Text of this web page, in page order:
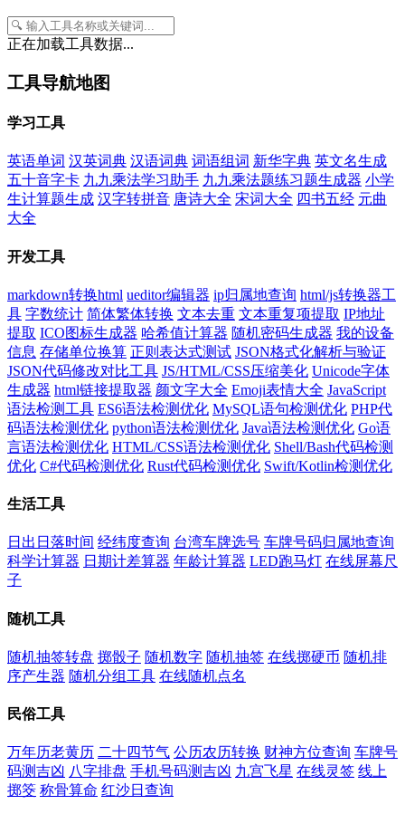
正在加载工具数据...
工具导航地图
学习工具
英语单词 汉英词典 汉语词典 词语组词 新华字典 英文名生成
五十音字卡 九九乘法学习助手 九九乘法题练习题生成器 小学
生计算题生成 汉字转拼音 唐诗大全 宋词大全 四书五经 元曲
大全
开发工具
markdown转换html ueditor编辑器 ip归属地查询 html/js转换器工
具 字数统计 简体繁体转换 文本去重 文本重复项提取 IP地址
提取 ICO图标生成器 哈希值计算器 随机密码生成器 我的设备
信息 存储单位换算 正则表达式测试 JSON格式化解析与验证
JSON代码修改对比工具 JS/HTML/CSS压缩美化 Unicode字体
生成器 html链接提取器 颜文字大全 Emoji表情大全 JavaScript
语法检测工具 ES6语法检测优化 MySQL语句检测优化 PHP代
码语法检测优化 python语法检测优化 Java语法检测优化 Go语
言语法检测优化 HTML/CSS语法检测优化 Shell/Bash代码检测
优化 C#代码检测优化 Rust代码检测优化 Swift/Kotlin检测优化
生活工具
日出日落时间 经纬度查询 台湾车牌选号 车牌号码归属地查询
科学计算器 日期计差算器 年龄计算器 LED跑马灯 在线屏幕尺
子
随机工具
随机抽签转盘 掷骰子 随机数字 随机抽签 在线掷硬币 随机排
序产生器 随机分组工具 在线随机点名
民俗工具
万年历老黄历 二十四节气 公历农历转换 财神方位查询 车牌号
码测吉凶 八字排盘 手机号码测吉凶 九宫飞星 在线灵签 线上
掷筊 称骨算命 红沙日查询